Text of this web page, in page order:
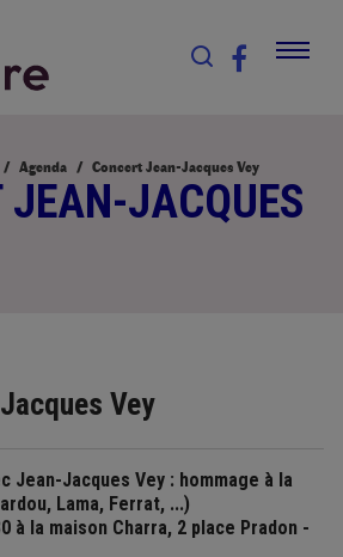
Agenda Concert Jean-Jacques Vey
JEAN-JACQUES
Vey
Jean-Jacques Vey : hommage à la
Lama, Ferrat, ...)
à la maison Charra, 2 place Pradon -